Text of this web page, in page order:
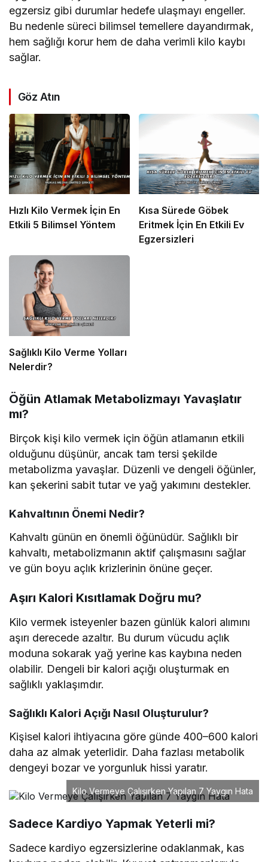
egzersiz gibi durumlar hedefe ulaşmayı engeller.
Bu nedenle süreci bilimsel temellere dayandırmak,
hem sağlığı korur hem de daha verimli kilo kaybı
sağlar.
Göz Atın
Hızlı Kilo Vermek İçin En
Etkili 5 Bilimsel Yöntem
Kısa Sürede Göbek
Eritmek İçin En Etkili Ev
Egzersizleri
Sağlıklı Kilo Verme Yolları
Nelerdir?
Öğün Atlamak Metabolizmayı Yavaşlatır
mı?
Birçok kişi kilo vermek için öğün atlamanın etkili
olduğunu düşünür, ancak tam tersi şekilde
metabolizma yavaşlar. Düzenli ve dengeli öğünler,
kan şekerini sabit tutar ve yağ yakımını destekler.
Kahvaltının Önemi Nedir?
Kahvaltı günün en önemli öğünüdür. Sağlıklı bir
kahvaltı, metabolizmanın aktif çalışmasını sağlar
ve gün boyu açlık krizlerinin önüne geçer.
Aşırı Kalori Kısıtlamak Doğru mu?
Kilo vermek isteyenler bazen günlük kalori alımını
aşırı derecede azaltır. Bu durum vücudu açlık
moduna sokarak yağ yerine kas kaybına neden
olabilir. Dengeli bir kalori açığı oluşturmak en
sağlıklı yaklaşımdır.
Sağlıklı Kalori Açığı Nasıl Oluşturulur?
Kişisel kalori ihtiyacına göre günde 400–600 kalori
daha az almak yeterlidir. Daha fazlası metabolik
dengeyi bozar ve yorgunluk hissi yaratır.
Kilo Vermeye Çalışırken Yapılan 7 Yaygın Hata
Sadece Kardiyo Yapmak Yeterli mi?
Sadece kardiyo egzersizlerine odaklanmak, kas